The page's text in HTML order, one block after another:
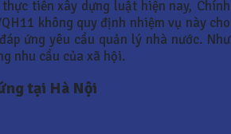
tiễn xây dựng luật hiện nay, Chính
không quy định nhiệm vụ này cho
ứng yêu cầu quản lý nhà nước. Như
nhu cầu của xã hội.
tại Hà Nội